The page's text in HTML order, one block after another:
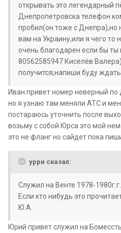
открывать это легендарный
Днепропетровска телефон
пробил(он тоже с Днепра),но
вам на Украину,или я чего то
очень благодарен если бы
80562585947 Киселёв
получится,напиши буду ждать.
Иван привет номер неверный
но я узнаю там меняли АТС и
постараюсь уточнить после
возьму с собой Юрса это мой
это не фланг но сайдет пока
урри сказал:
Служил на Венте 1978-
Если кто нибудь это
Ю.А.
Юрий привет служил на